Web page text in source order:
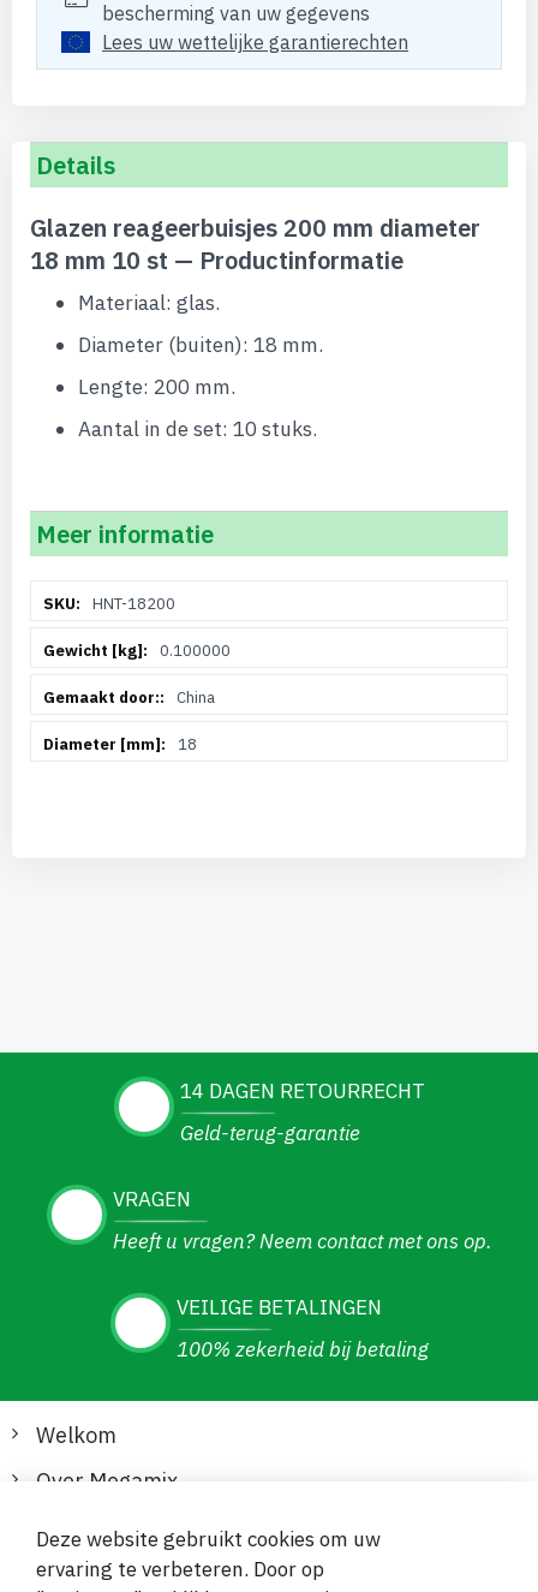
bescherming van uw gegevens
Lees uw wettelijke garantierechten
Details
Glazen reageerbuisjes 200 mm diameter
18 mm 10 st — Productinformatie
Materiaal: glas.
Diameter (buiten): 18 mm.
Lengte: 200 mm.
Aantal in de set: 10 stuks.
Meer informatie
informatieHNT-18200
0.100000
China
18
14 DAGEN RETOURRECHT
Geld-terug-garantie
VRAGEN
Heeft u vragen? Neem contact met ons op.
VEILIGE BETALINGEN
100% zekerheid bij betaling
Welkom
Over Megamix
Informatie
Klantenservice
Deze website gebruikt cookies om uw
ervaring te verbeteren. Door op